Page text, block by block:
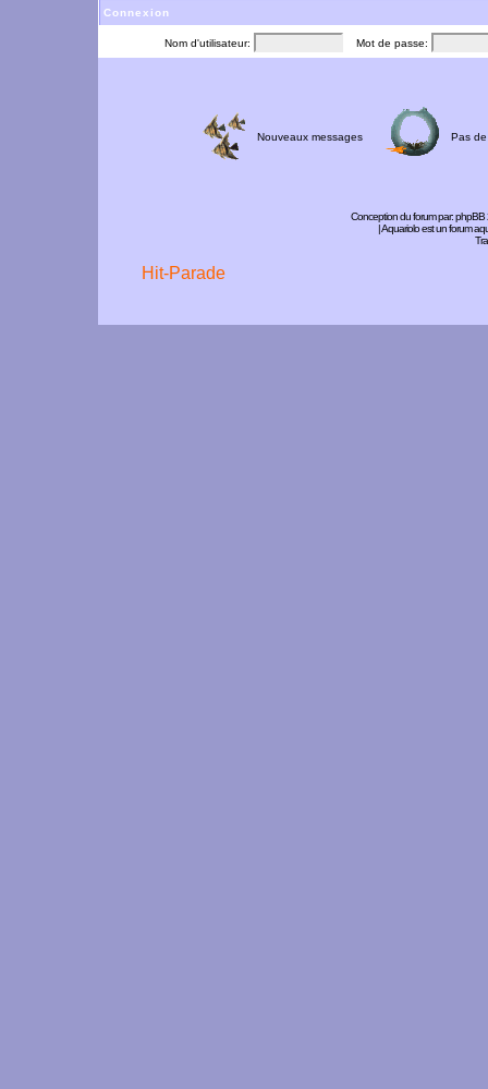
Connexion
Nom d'utilisateur: Mot de passe:
Nouveaux messages Pas
Conception du forum par:phpBB
| Aquariolo est un forum